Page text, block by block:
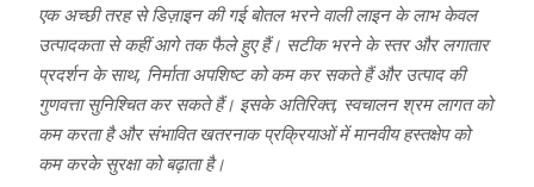
एक अच्छी तरह से डिज़ाइन की गई बोतल भरने वाली लाइन के लाभ केवल
उत्पादकता से कहीं आगे तक फैले हुए हैं। सटीक भरने के स्तर और लगातार
प्रदर्शन के साथ, निर्माता अपशिष्ट को कम कर सकते हैं और उत्पाद की
गुणवत्ता सुनिश्चित कर सकते हैं। इसके अतिरिक्त, स्वचालन श्रम लागत को
कम करता है और संभावित खतरनाक प्रक्रियाओं में मानवीय हस्तक्षेप को
कम करके सुरक्षा को बढ़ाता है।